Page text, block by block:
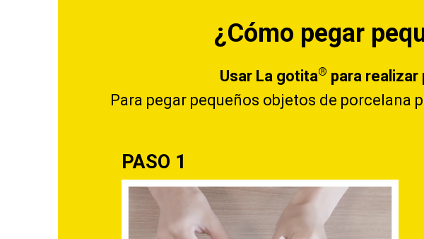
¿Cómo pegar
Usar La gotita® para realizar
Para pegar pequeños objetos de porcelana
PASO 1